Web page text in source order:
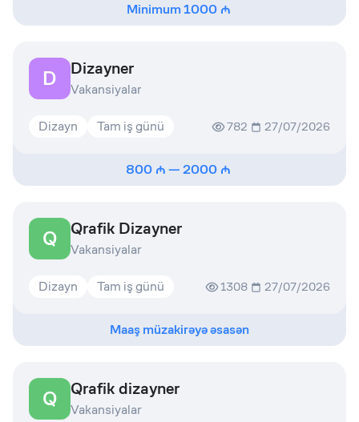
Minimum1000
D Dizayner
Vakansiyalar
Dizayn Tam iş günü 782 27/07/2026
800 —2000
Q Qrafik Dizayner
Vakansiyalar
Dizayn Tam iş günü 1308 27/07/2026
Maaş müzakirəyə əsasən
Q Qrafik dizayner
Vakansiyalar